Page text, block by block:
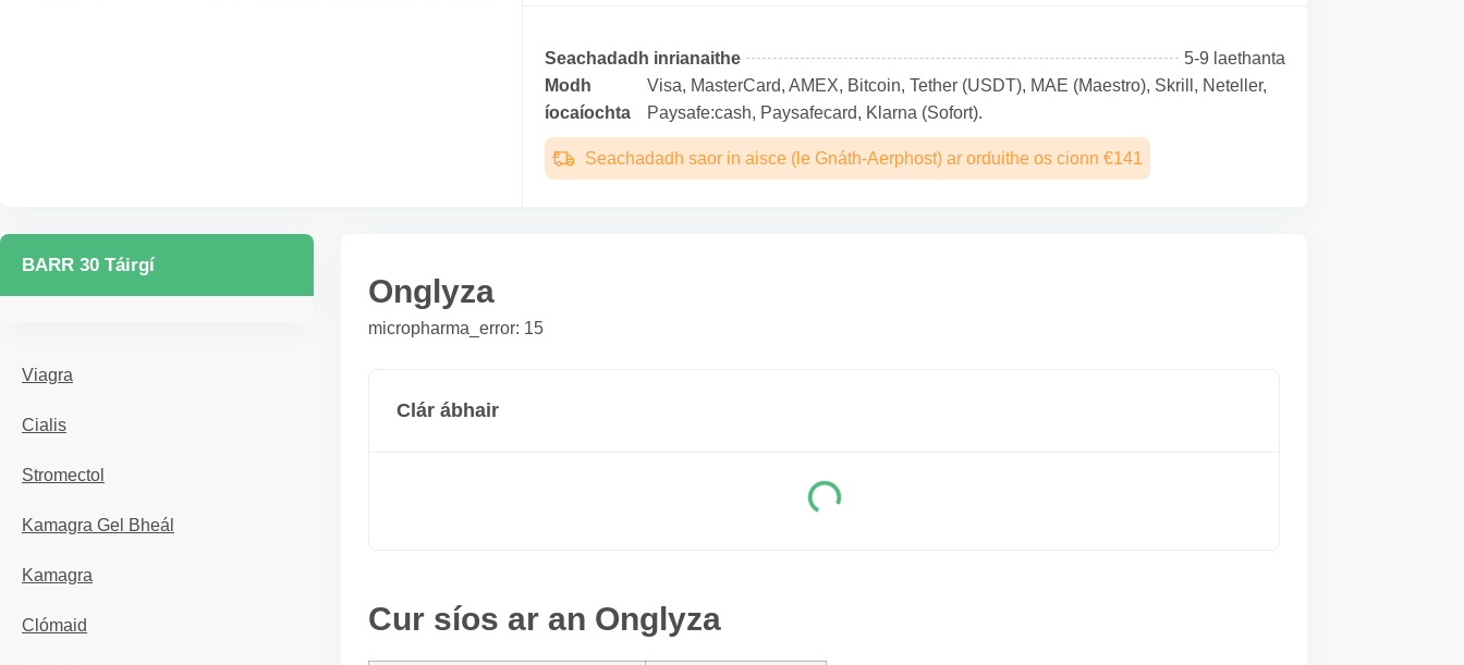
Seachadadh inrianaithe
5-9 laethanta
Modh
íocaíochta
Visa, MasterCard, AMEX, Bitcoin, Tether (USDТ), MAE (Maestro), Skrill, Neteller,
Paysafe:cash, Paysafecard, Klarna (Sofort).
Seachadadh saor in aisce (le Gnáth-Aerphost) ar orduithe os cionn €141
BARR 30 Táirgí
Viagra
Cialis
Stromectol
Kamagra Gel Bheál
Kamagra
Clómaid
Onglyza
micropharma_error: 15
Clár ábhair
Cur síos ar an Onglyza